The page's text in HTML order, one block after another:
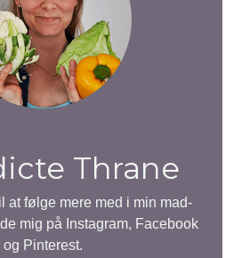
Thrane
at følge mere med i min mad-
mig på Instagram, Facebook
og Pinterest.